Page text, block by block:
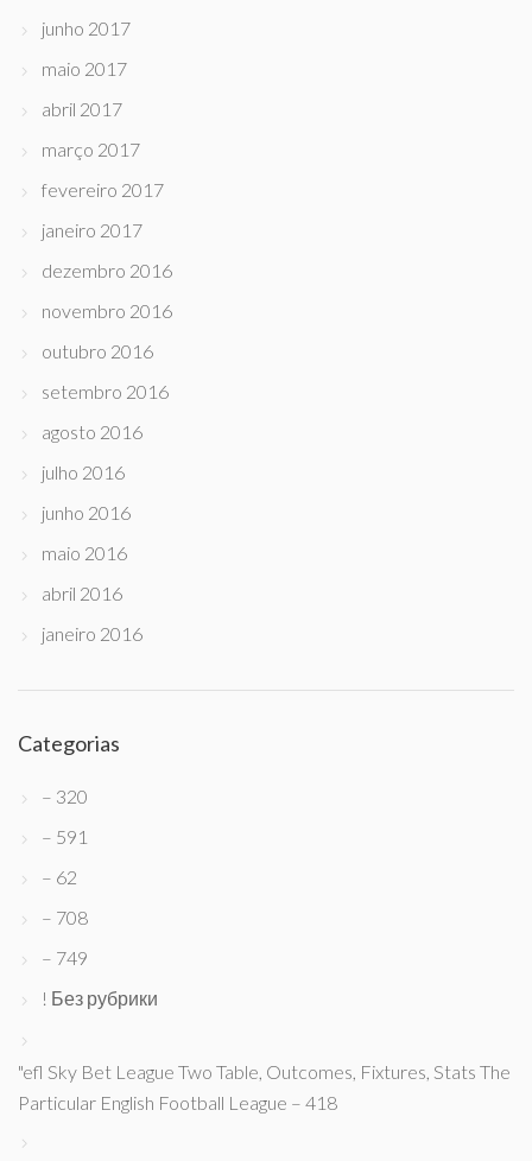
junho 2017
maio 2017
abril 2017
março 2017
fevereiro 2017
janeiro 2017
dezembro 2016
novembro 2016
outubro 2016
setembro 2016
agosto 2016
julho 2016
junho 2016
maio 2016
abril 2016
janeiro 2016
Categorias
– 320
– 591
– 62
– 708
– 749
! Без рубрики
"efl Sky Bet League Two Table, Outcomes, Fixtures, Stats The
Particular English Football League – 418